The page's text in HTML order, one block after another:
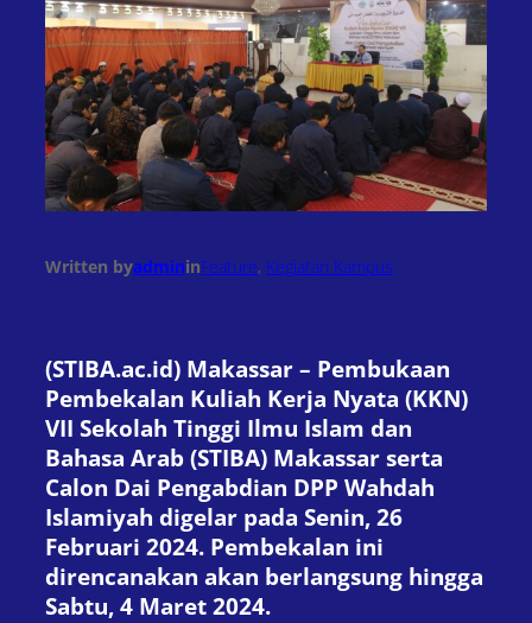
Written byadmininFeature, Kegiatan Kampus
(STIBA.ac.id) Makassar – Pembukaan
Pembekalan Kuliah Kerja Nyata (KKN)
VII Sekolah Tinggi Ilmu Islam dan
Bahasa Arab (STIBA) Makassar serta
Calon Dai Pengabdian DPP Wahdah
Islamiyah digelar pada Senin, 26
Februari 2024. Pembekalan ini
direncanakan akan berlangsung hingga
Sabtu, 4 Maret 2024.